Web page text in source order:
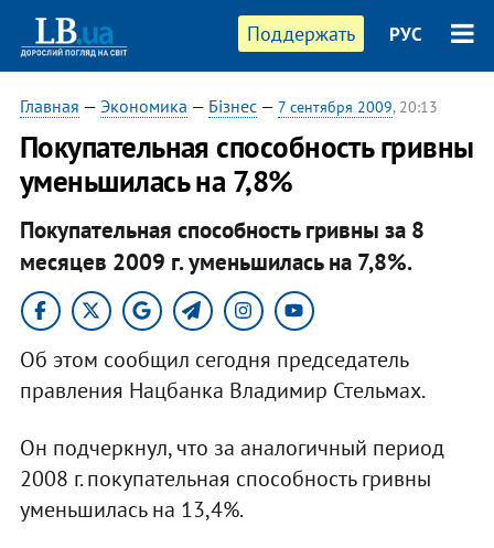
Поддержать РУС
Главная — Экономика — Бізнес— 7 сентября 2009, 20:13
Покупательная способность гривны
уменьшилась на 7,8%
Покупательная способность гривны за 8
месяцев 2009 г. уменьшилась на 7,8%.
Об этом сообщил сегодня председатель
правления Нацбанка Владимир Стельмах.
Он подчеркнул, что за аналогичный период
2008 г. покупательная способность гривны
уменьшилась на 13,4%.